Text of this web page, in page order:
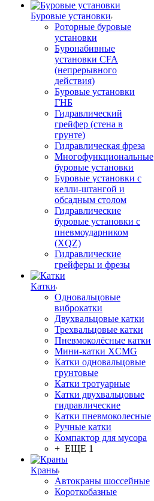
Буровые установки
Роторные буровые
установки
Буронабивные
установки CFA
(непрерывного
действия)
Буровые установки
ГНБ
Гидравлический
грейфер (стена в
грунте)
Гидравлическая фреза
Многофункциональные
буровые установки
Буровые установки с
келли-штангой и
обсадным столом
Гидравлические
буровые установки с
пневмоударником
(XQZ)
Гидравлические
грейферы и фрезы
Катки
Одновальцовые
виброкатки
Двухвальцовые катки
Трехвальцовые катки
Пневмоколёсные катки
Мини-катки XCMG
Катки одновальцовые
грунтовые
Катки тротуарные
Катки двухвальцовые
гидравлические
Катки пневмоколесные
Ручные катки
Компактор для мусора
+ ЕЩЕ 1
Краны
Автокраны шоссейные
Короткобазные